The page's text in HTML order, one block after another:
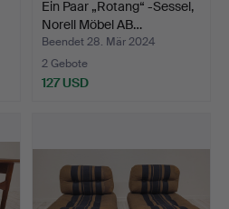
Ein Paar „Rotang“ -Sessel,
Norell Möbel AB…
Beendet 28. Mär 2024
2 Gebote
127 USD